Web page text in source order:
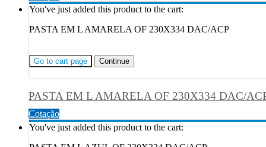
You've just added this product to the cart:
PASTA EM L AMARELA OF 230X334 DAC/ACP
Go to cart page Continue
PASTA EM L AMARELA OF 230X334 DAC/
Cotação
You've just added this product to the cart: